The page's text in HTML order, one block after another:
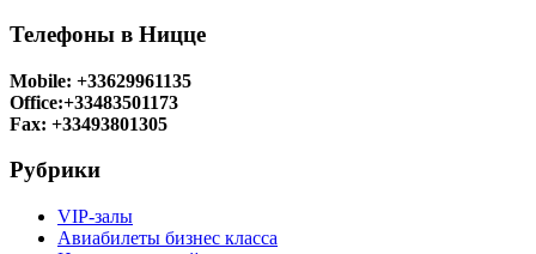
Телефоны в Ницце
Mobile: +33629961135
Office:+33483501173
Fax: +33493801305
Рубрики
VIP-залы
Авиабилеты бизнес класса